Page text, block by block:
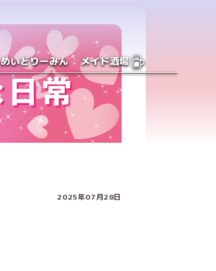
めいどりーみん メイド酒場
2025年07月28日